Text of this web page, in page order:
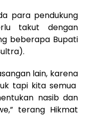
para pendukung
takut dengan
beberapa Bupati
lain, karena
tapi kita semua
nasib dan
terang Hikmat